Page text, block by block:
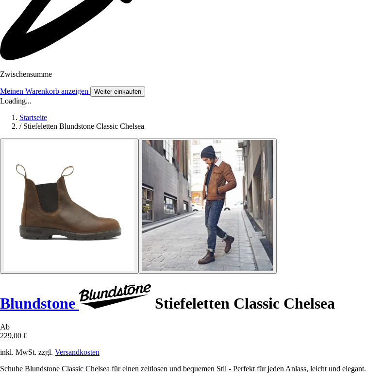
Zwischensumme
Meinen Warenkorb anzeigen Weiter einkaufen
Loading...
Startseite
/ Stiefeletten Blundstone Classic Chelsea
Blundstone Stiefeletten Classic Chelsea
Ab
229,00 €
inkl. MwSt. zzgl. Versandkosten
Schuhe Blundstone Classic Chelsea für einen zeitlosen und bequemen Stil - Perfekt für jeden Anlass, leicht und elegant.